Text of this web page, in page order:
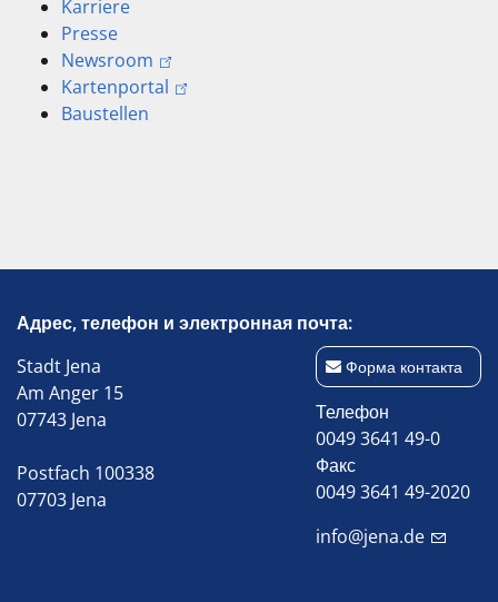
Karriere
Presse
Newsroom
Kartenportal
Baustellen
Адрес, телефон и электронная почта:
Stadt Jena
Am Anger 15
07743 Jena
Postfach 100338
07703 Jena
Форма контакта
Телефон
0049 3641 49-0
Факс
0049 3641 49-2020
info@jena.de